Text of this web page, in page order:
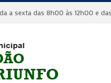
a sexta das 8h00 às 12h00 e